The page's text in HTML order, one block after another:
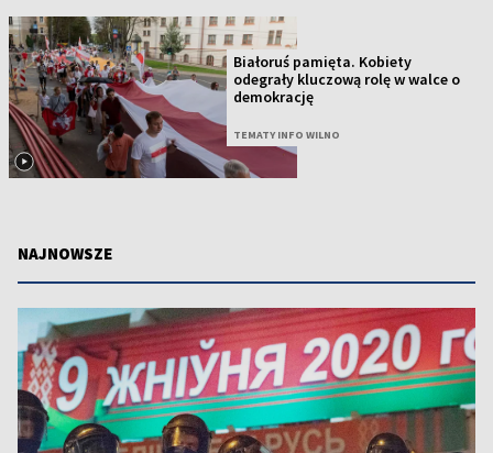
Białoruś pamięta. Kobiety
odegrały kluczową rolę w walce o
demokrację
TEMATY INFO WILNO
NAJNOWSZE